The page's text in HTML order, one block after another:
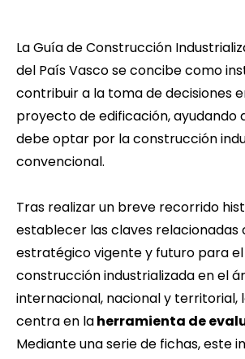
LaGuía de Construcción
del País Vascose concibe como
contribuir a la toma de decisiones
proyecto de edificación, ayudando
debe optar por la construcción
convencional.
Tras realizar un breve recorrido
establecer las claves relacionadas
estratégico vigente y futuro para
construcción industrializada en el
internacional, nacional y territorial,
centra en laherramienta de
Mediante una serie de fichas, este